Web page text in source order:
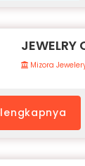
JEWELRY
Mizora